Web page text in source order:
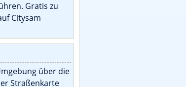
Gratis zu
Citysam
über die
Straßenkarte